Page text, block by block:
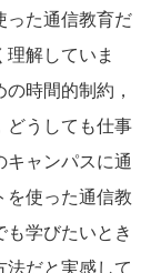
った通信教育だ
解していま
時間的制約，
どうしても仕事
ャンパスに通
を使った通信教
学びたいとき
だと実感して